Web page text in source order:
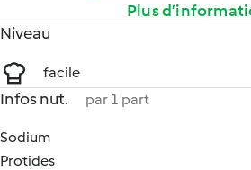
Plus
Niveau
facile
Infos nut. par 1 part
Sodium
Protides